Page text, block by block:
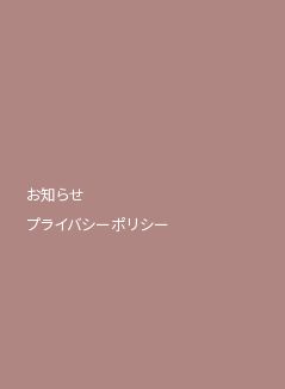
お知らせ
プライバシーポリシー